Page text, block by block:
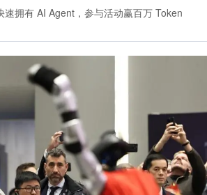
速拥有 AI Agent，参与活动赢百万 Token